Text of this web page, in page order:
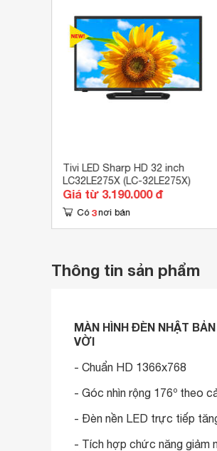
Tivi LED Sharp HD 32 inch
LC32LE275X (LC-32LE275X)
Giá từ 3.190.000 đ
Có 3 nơi bán
Thông tin sản phẩm
MÀN HÌNH ĐÈN NHẬT
VỜI
- Chuẩn HD 1366x768
- Góc nhìn rộng 176º theo
- Đèn nền LED trực tiếp
- Tích hợp chức năng giảm